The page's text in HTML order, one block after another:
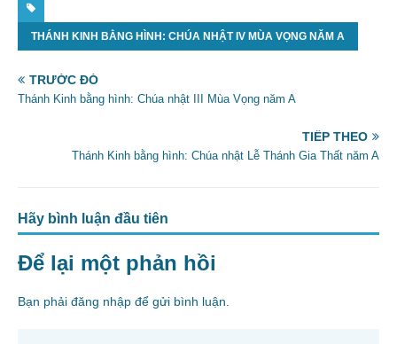
c
e
b
o
itt
er
ai
l
ar
e
THÁNH KINH BẰNG HÌNH: CHÚA NHẬT IV MÙA VỌNG NĂM A
TRƯỚC ĐÓ
Thánh Kinh bằng hình: Chúa nhật III Mùa Vọng năm A
TIẾP THEO
Thánh Kinh bằng hình: Chúa nhật Lễ Thánh Gia Thất năm A
Hãy bình luận đầu tiên
Để lại một phản hồi
Bạn phải đăng nhập để gửi bình luận.